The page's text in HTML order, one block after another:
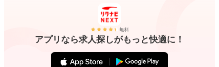
無料
アプリなら求人探しがもっと快適に！